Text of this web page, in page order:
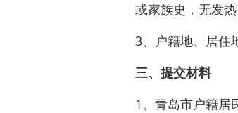
或家族史，无发
3、户籍地、居住
三、提交材料
1、青岛市户籍居